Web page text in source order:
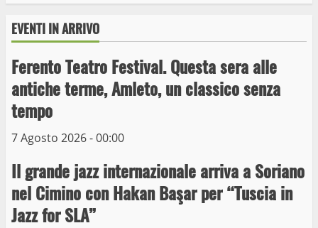
EVENTI IN ARRIVO
Ferento Teatro Festival. Questa sera alle
antiche terme, Amleto, un classico senza
tempo
7 Agosto 2026 - 00:00
Il grande jazz internazionale arriva a Soriano
nel Cimino con Hakan Başar per “Tuscia in
Jazz for SLA”
9 Maggio 2023
La Polizia di Stato arresta il ladro seriale